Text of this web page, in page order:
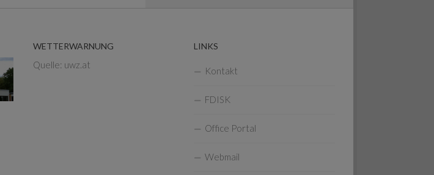
WETTERWARNUNG
Quelle: uwz.at
LINKS
Kontakt
FDISK
Office Portal
Webmail